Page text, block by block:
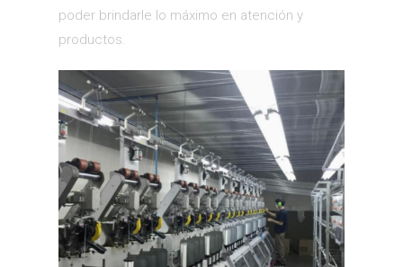
poder brindarle lo máximo en atención y
productos.